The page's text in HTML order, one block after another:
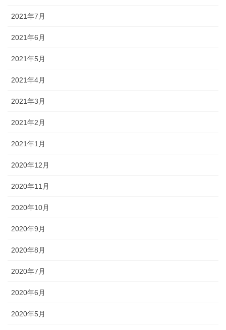
2021年7月
2021年6月
2021年5月
2021年4月
2021年3月
2021年2月
2021年1月
2020年12月
2020年11月
2020年10月
2020年9月
2020年8月
2020年7月
2020年6月
2020年5月